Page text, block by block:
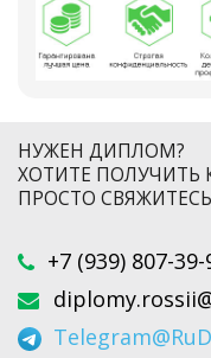
НУЖЕН ДИПЛОМ?
ХОТИТЕ ПОЛУЧИТЬ
ПРОСТО
+7 (939) 807-39-
Telegram